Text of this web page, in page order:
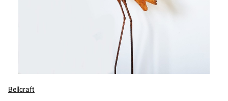
Bellcraft